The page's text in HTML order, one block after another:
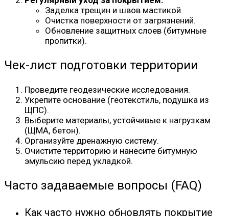
Заделка трещин и швов мастикой.
Очистка поверхности от загрязнений.
Обновление защитных слоев (битумные
пропитки).
Чек-лист подготовки территории
Проведите геодезические исследования.
Укрепите основание (геотекстиль, подушка из
ЩПС).
Выберите материалы, устойчивые к нагрузкам
(ЩМА, бетон).
Организуйте дренажную систему.
Очистите территорию и нанесите битумную
эмульсию перед укладкой.
Часто задаваемые вопросы (FAQ)
Как часто нужно обновлять покрытие